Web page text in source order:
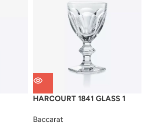
HARCOURT 1841 GLASS 1
Baccarat